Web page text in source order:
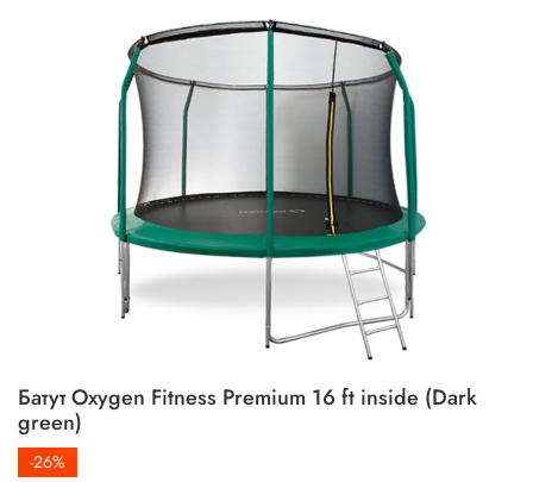
Батут Oxygen Fitness Premium 16 ft inside (Dark
green)
-26%